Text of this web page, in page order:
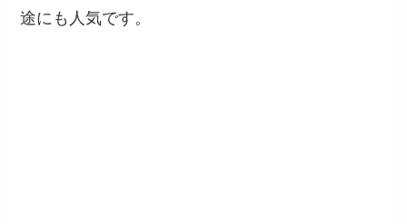
途にも人気です。